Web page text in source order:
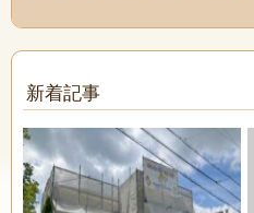
新着記事